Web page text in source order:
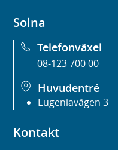
Solna
Telefonväxel
08-123 700 00
Huvudentré
Eugeniavägen 3
Kontakt